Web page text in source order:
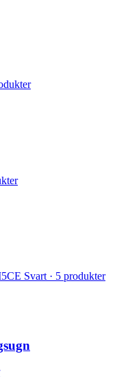
Svart · 5 produkter